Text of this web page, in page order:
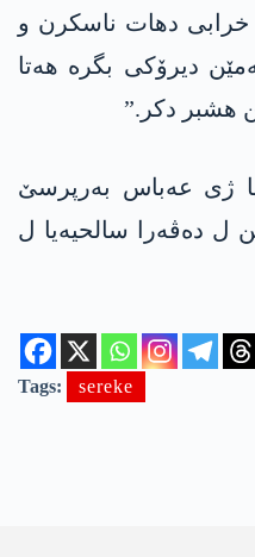
دھات ناسکرن و
دیرۆکی بگرە ھەتا
ھشبر دکر.”
ژی عەباس بەرپرسێ
ل دەڤەرا سالحیەیا ل
Tags: sereke